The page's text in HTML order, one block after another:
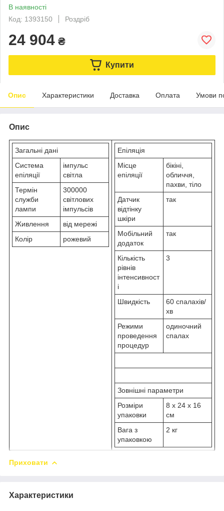
В наявності
Код: 1393150
Роздріб
24 904 ₴
Купити
Опис Характеристики Доставка Оплата Умови
Опис
Загальні дані
Система
епіляції
імпульс
світла
Термін
служби
лампи
300000
світлових
імпульсів
Живлення
від мережі
Колір
рожевий
Епіляція
Місце
епіляції
бікіні,
обличчя,
пахви, тіло
Датчик
відтінку
шкіри
так
Мобільний
додаток
так
Кількість
рівнів
інтенсивност
і
3
Швидкість
60 спалахів/
хв
Режими
проведення
процедур
одиночний
спалах
Зовнішні параметри
Розміри
упаковки
8 x 24 x 16
см
Вага з
упаковкою
2 кг
Приховати
Характеристики